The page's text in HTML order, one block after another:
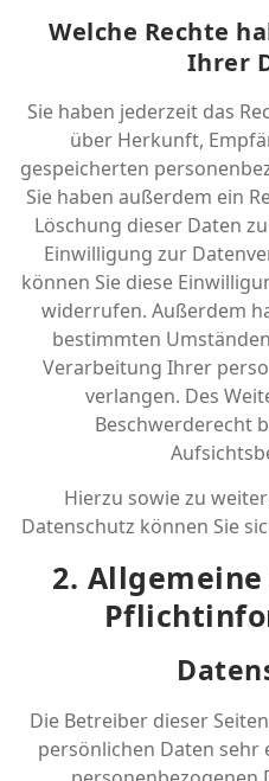
Welche Rechte
Ihrer
Sie haben jederzeit das
über Herkunft,
gespeicherten
Sie haben außerdem ein
Löschung dieser Daten
Einwilligung zur
können Sie diese
widerrufen. Außerdem
bestimmten
Verarbeitung Ihrer
verlangen. Des
Beschwerderecht
Hierzu sowie zu
Datenschutz können Sie
2.
Die Betreiber dieser
persönlichen Daten